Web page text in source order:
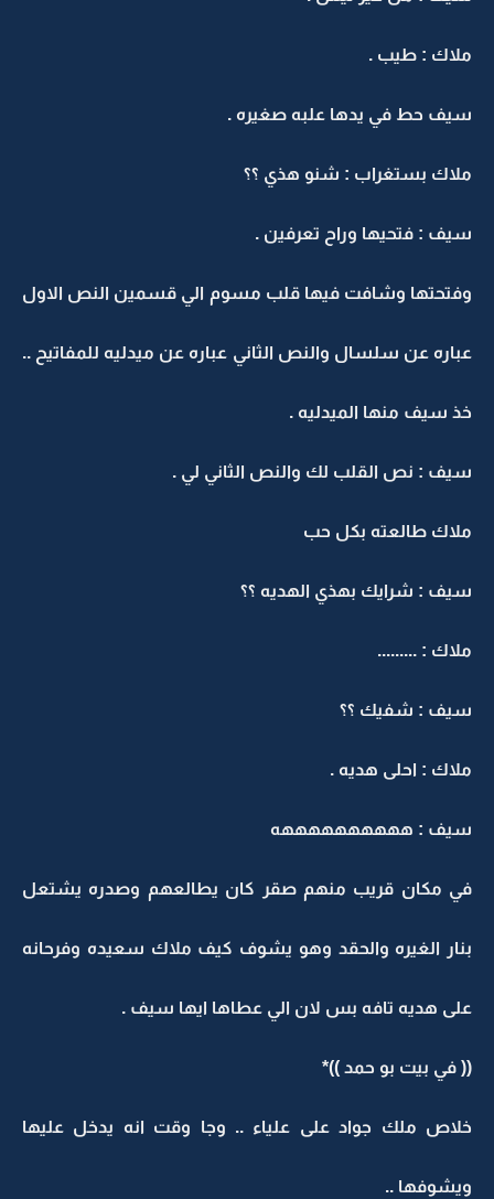
ملاك : طيب .
سيف حط في يدها علبه صغيره .
ملاك بستغراب : شنو هذي ؟؟
سيف : فتحيها وراح تعرفين .
وفتحتها وشافت فيها قلب مسوم الي قسمين النص الاول
عباره عن سلسال والنص الثاني عباره عن ميدليه للمفاتيح ..
خذ سيف منها الميدليه .
سيف : نص القلب لك والنص الثاني لي .
ملاك طالعته بكل حب
سيف : شرايك بهذي الهديه ؟؟
ملاك : .........
سيف : شفيك ؟؟
ملاك : احلى هديه .
سيف : ههههههههههه
في مكان قريب منهم صقر كان يطالعهم وصدره يشتعل
بنار الغيره والحقد وهو يشوف كيف ملاك سعيده وفرحانه
على هديه تافه بس لان الي عطاها ايها سيف .
(( في بيت بو حمد ))*
خلاص ملك جواد على علياء .. وجا وقت انه يدخل عليها
ويشوفها ..